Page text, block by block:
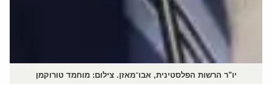
יו"ר הרשות הפלסטינית, אבו־מאזן. צילום: מוחמד טורוקמן